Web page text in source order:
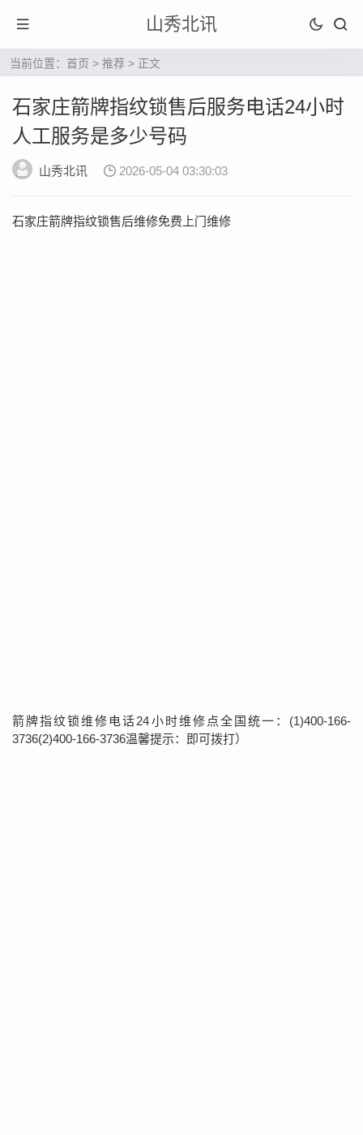
山秀北讯
当前位置： 首页 > 推荐 > 正文
石家庄箭牌指纹锁售后服务电话24小时
人工服务是多少号码
山秀北讯 2026-05-04 03:30:03
石家庄箭牌指纹锁售后维修免费上门维修
箭牌指纹锁维修电话24小时维修点全国统一：(1)400-166-
3736(2)400-166-3736温馨提示：即可拨打）